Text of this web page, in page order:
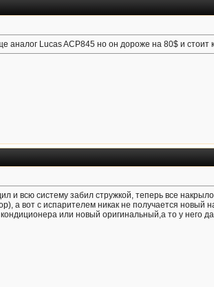
аналог Lucas ACP845 но он дороже на 80$ и
и всю систему забил стружкой, теперь все
а вот с испарителем никак не получается
или новый оригинальный,а то у него